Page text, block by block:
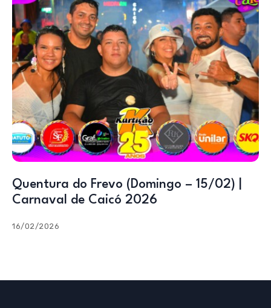
Quentura do Frevo (Domingo – 15/02) |
Carnaval de Caicó 2026
16/02/2026